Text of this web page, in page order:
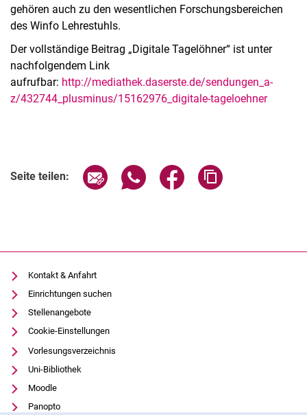
gehören auch zu den wesentlichen Forschungsbereichen
des Winfo Lehrestuhls.
Der vollständige Beitrag „Digitale Tagelöhner“ ist unter
nachfolgendem Link
aufrufbar: http://mediathek.daserste.de/sendungen_a-
z/432744_plusminus/15162976_digitale-tageloehner
Seite teilen: Seite über E-Mail teilen
Seite über WhatsApp teilen
Seite über Facebook
Kontakt & Anfahrt
Einrichtungen suchen
Stellenangebote
Cookie-Einstellungen
Vorlesungsverzeichnis
Uni-Bibliothek
Moodle
Panopto